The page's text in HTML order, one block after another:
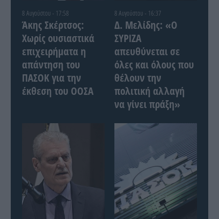
8 Αυγούστου - 17:58
Άκης Σκέρτσος:
Χωρίς ουσιαστικά
επιχειρήματα η
απάντηση του
ΠΑΣΟΚ για την
έκθεση του ΟΟΣΑ
8 Αυγούστου - 16:37
Δ. Μελίδης: «Ο
ΣΥΡΙΖΑ
απευθύνεται σε
όλες και όλους που
θέλουν την
πολιτική αλλαγή
να γίνει πράξη»